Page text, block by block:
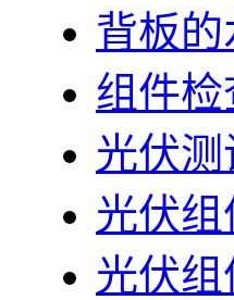
背板
组件
光伏
光伏
光伏